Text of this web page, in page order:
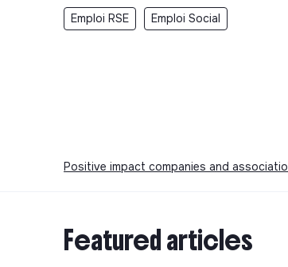
Emploi RSE Emploi Social
Positive impact companies and
Featured articles